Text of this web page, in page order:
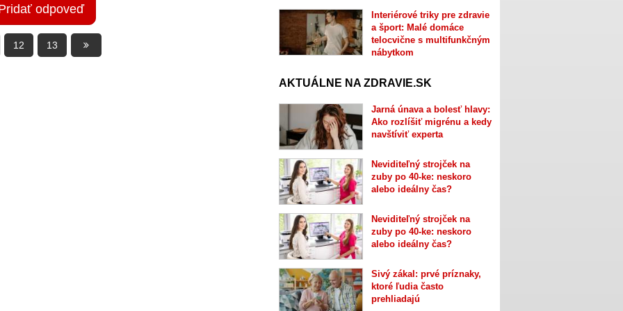
odpoveď
12 13
Interiérové triky pre zdravie
a šport: Malé domáce
telocvične s multifunkčným
nábytkom
AKTUÁLNE NA ZDRAVIE.SK
Jarná únava a bolesť hlavy:
Ako rozlíšiť migrénu a kedy
navštíviť experta
Neviditeľný strojček na
zuby po 40-ke: neskoro
alebo ideálny čas?
Neviditeľný strojček na
zuby po 40-ke: neskoro
alebo ideálny čas?
Sivý zákal: prvé príznaky,
ktoré ľudia často
prehliadajú